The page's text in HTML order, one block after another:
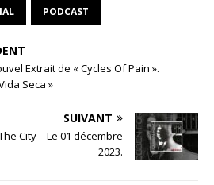
PODCAST
Extrait de « Cycles Of Pain ».
Seca »
SUIVANT
City – Le 01 décembre
2023.